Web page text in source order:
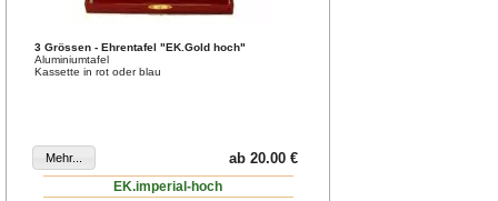
3 Grössen - Ehrentafel "EK.Gold hoch"
Aluminiumtafel
Kassette in rot oder blau
ab 20.00 €
EK.imperial-hoch